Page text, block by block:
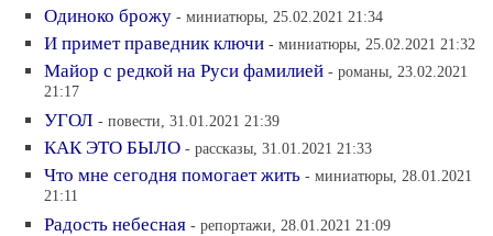
Одиноко брожу - миниатюры, 25.02.2021 21:34
И примет праведник ключи - миниатюры, 25.02.2021 21:32
Майор с редкой на Руси фамилией - романы, 23.02.2021
21:17
УГОЛ - повести, 31.01.2021 21:39
КАК ЭТО БЫЛО - рассказы, 31.01.2021 21:33
Что мне сегодня помогает жить - миниатюры, 28.01.2021
21:11
Радость небесная - репортажи, 28.01.2021 21:09